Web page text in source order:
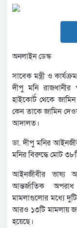
অনলাইন ডেস্ক
সাবেক মন্ত্রী ও
দীপু মনি
হাইকোর্ট থেকে
কেন তাকে জামিন
আদালত।
ডা. দীপু মনির
মনির বিরুদ্ধে মোট
আইনজীবীর ভাষ্য
আন্তর্জাতিক
মামলাগুলোর মধ্যে
আরও ১৩টি মামলায়
হয়েছে।